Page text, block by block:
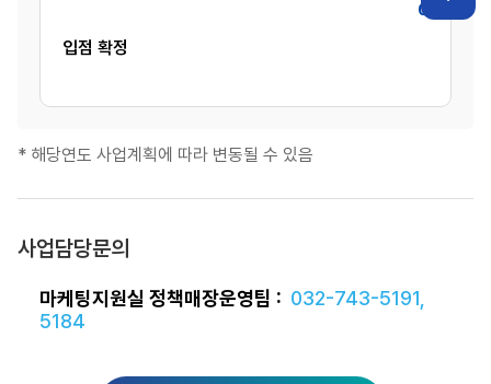
04
입점 확정
해당연도 사업계획에 따라 변동될 수 있음
사업담당문의
마케팅지원실 정책매장운영팀 : 032-743-5191,
5184